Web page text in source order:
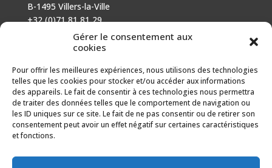
Gérer le consentement aux
cookies
Pour offrir les meilleures expériences, nous utilisons des technologies
telles que les cookies pour stocker et/ou accéder aux informations
des appareils. Le fait de consentir à ces technologies nous permettra
de traiter des données telles que le comportement de navigation ou
les ID uniques sur ce site. Le fait de ne pas consentir ou de retirer son
consentement peut avoir un effet négatif sur certaines caractéristiques
et fonctions.
B-1495 Villers-la-Ville
+32 (0)71 81 81 29
N° d’entreprise : 666 464 432
Mentions légales
AVEC LE SOUTIEN DE
Fonds européen agricole pour le développement rural :
l’Europe investit dans les zones rurales.